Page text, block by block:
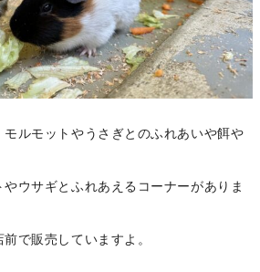
モルモットやうさぎとのふれあいや餌や
ウサギとふれあえるコーナーがありま
で販売していますよ。